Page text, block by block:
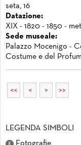
seta, 16
Datazione:
XIX - 1820 - 1850 -
Sede museale:
Palazzo Mocenigo -
Costume e del
<< < > >>
LEGENDA SIMBOLI
Fotografie